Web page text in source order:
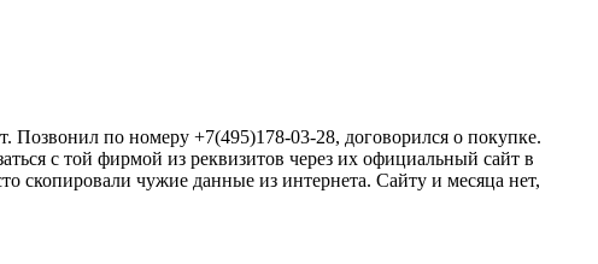
по номеру +7(495)178-03-28, договорился о покупке.
с той фирмой из реквизитов через их официальный сайт в
скопировали чужие данные из интернета. Сайту и месяца нет,